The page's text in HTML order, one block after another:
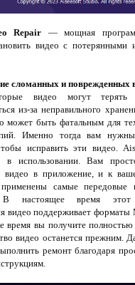
Repair — мощная
видео с потерянными
сломанных и поврежденных
видео могут
из-за неправильного
может быть фатальным для
Именно тогда вам нужны
исправить эти видео.
в использовании. Вам
видео в приложение, и к
самые передовые
В настоящее время
видео поддерживает
время вы получите
видео останется прежним.
ремонт благодаря